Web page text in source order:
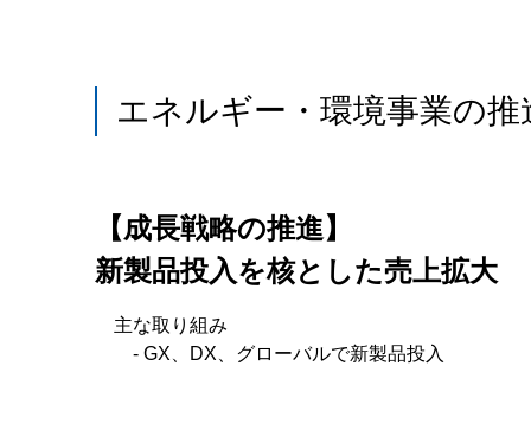
エネルギー・環境事業の推
【成長戦略の推進】
新製品投入を核とした売上拡大
主な取り組み
- GX、DX、グローバルで新製品投入